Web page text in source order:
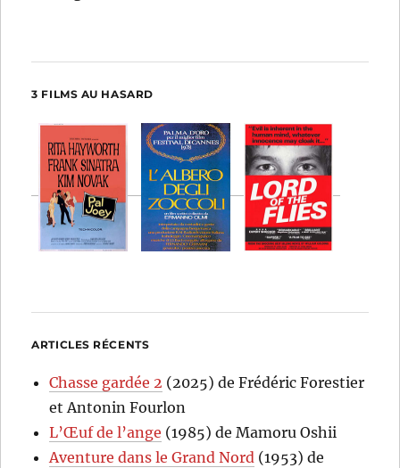
3 FILMS AU HASARD
ARTICLES RÉCENTS
Chasse gardée 2 (2025) de Frédéric Forestier
et Antonin Fourlon
L’Œuf de l’ange (1985) de Mamoru Oshii
Aventure dans le Grand Nord (1953) de